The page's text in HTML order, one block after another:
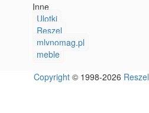
Inne
Ulotki
Reszel
mlynomag.pl
meble
Copyright© 1998-2026 Reszel